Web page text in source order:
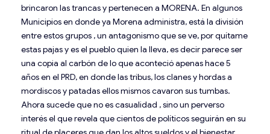
brincaron las trancas y pertenecen a MORENA. En algunos
Municipios en donde ya Morena administra, está la división
entre estos grupos , un antagonismo que se ve, por quítame
estas pajas y es el pueblo quien la lleva, es decir parece ser
una copia al carbón de lo que aconteció apenas hace 5
años en el PRD, en donde las tribus, los clanes y hordas a
mordiscos y patadas ellos mismos cavaron sus tumbas.
Ahora sucede que no es casualidad , sino un perverso
interés el que revela que cientos de políticos seguirán en su